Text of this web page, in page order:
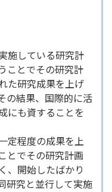
施している研究計
ことでその研究計
た研究成果を上げ
の結果、国際的に活
にも資することを
定程度の成果を上
とでその研究計画
、開始したばかり
研究と並行して実施